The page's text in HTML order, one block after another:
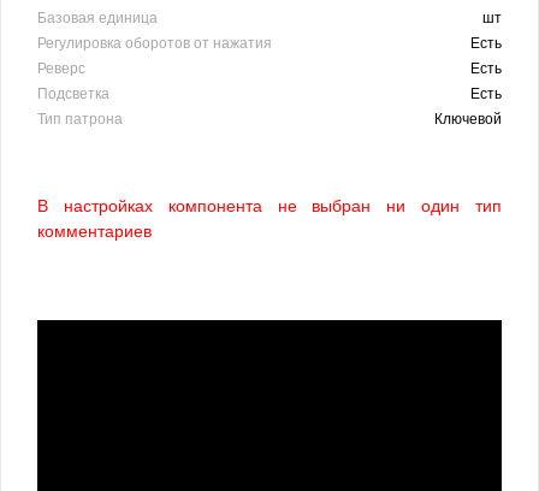
Базовая единица
шт
Регулировка оборотов от нажатия
Есть
Реверс
Есть
Подсветка
Есть
Тип патрона
Ключевой
В настройках компонента не выбран ни один тип
комментариев